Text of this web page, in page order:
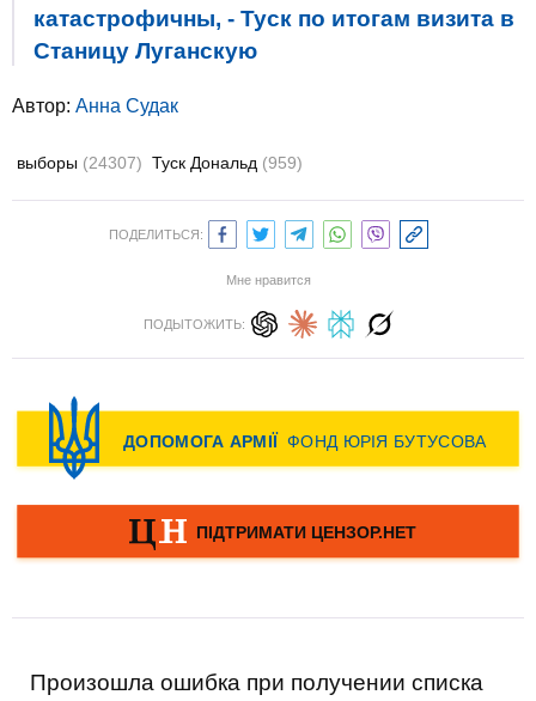
катастрофичны, - Туск по итогам визита в
Станицу Луганскую
Автор: Анна Судак
выборы (24307) Туск Дональд (959)
ПОДЕЛИТЬСЯ:
Мне нравится
ПОДЫТОЖИТЬ:
Произошла ошибка при получении списка